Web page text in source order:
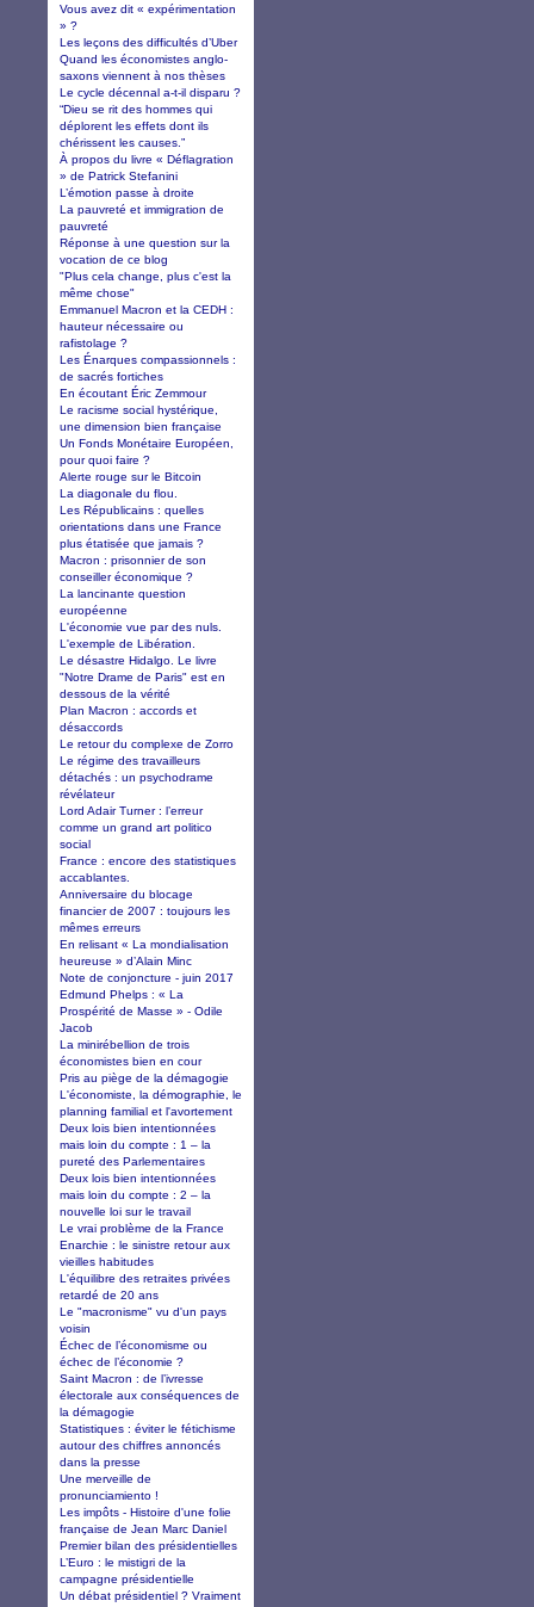
Vous avez dit « expérimentation
» ?
Les leçons des difficultés d’Uber
Quand les économistes anglo-
saxons viennent à nos thèses
Le cycle décennal a-t-il disparu ?
“Dieu se rit des hommes qui
déplorent les effets dont ils
chérissent les causes.”
À propos du livre « Déflagration
» de Patrick Stefanini
L’émotion passe à droite
La pauvreté et immigration de
pauvreté
Réponse à une question sur la
vocation de ce blog
"Plus cela change, plus c'est la
même chose"
Emmanuel Macron et la CEDH :
hauteur nécessaire ou
rafistolage ?
Les Énarques compassionnels :
de sacrés fortiches
En écoutant Éric Zemmour
Le racisme social hystérique,
une dimension bien française
Un Fonds Monétaire Européen,
pour quoi faire ?
Alerte rouge sur le Bitcoin
La diagonale du flou.
Les Républicains : quelles
orientations dans une France
plus étatisée que jamais ?
Macron : prisonnier de son
conseiller économique ?
La lancinante question
européenne
L'économie vue par des nuls.
L'exemple de Libération.
Le désastre Hidalgo. Le livre
"Notre Drame de Paris" est en
dessous de la vérité
Plan Macron : accords et
désaccords
Le retour du complexe de Zorro
Le régime des travailleurs
détachés : un psychodrame
révélateur
Lord Adair Turner : l’erreur
comme un grand art politico
social
France : encore des statistiques
accablantes.
Anniversaire du blocage
financier de 2007 : toujours les
mêmes erreurs
En relisant « La mondialisation
heureuse » d’Alain Minc
Note de conjoncture - juin 2017
Edmund Phelps : « La
Prospérité de Masse » - Odile
Jacob
La minirébellion de trois
économistes bien en cour
Pris au piège de la démagogie
L'économiste, la démographie, le
planning familial et l'avortement
Deux lois bien intentionnées
mais loin du compte : 1 – la
pureté des Parlementaires
Deux lois bien intentionnées
mais loin du compte : 2 – la
nouvelle loi sur le travail
Le vrai problème de la France
Enarchie : le sinistre retour aux
vieilles habitudes
L'équilibre des retraites privées
retardé de 20 ans
Le "macronisme" vu d'un pays
voisin
Échec de l’économisme ou
échec de l’économie ?
Saint Macron : de l’ivresse
électorale aux conséquences de
la démagogie
Statistiques : éviter le fétichisme
autour des chiffres annoncés
dans la presse
Une merveille de
pronunciamiento !
Les impôts - Histoire d'une folie
française de Jean Marc Daniel
Premier bilan des présidentielles
L’Euro : le mistigri de la
campagne présidentielle
Un débat présidentiel ? Vraiment